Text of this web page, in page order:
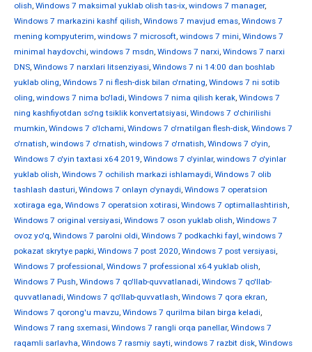
olish, Windows 7 maksimal yuklab olish tas-ix, windows 7 manager,
Windows 7 markazini kashf qilish, Windows 7 mavjud emas, Windows 7
mening kompyuterim, windows 7 microsoft, windows 7 mini, Windows 7
minimal haydovchi, windows 7 msdn, Windows 7 narxi, Windows 7 narxi
DNS, Windows 7 narxlari litsenziyasi, Windows 7 ni 14:00 dan boshlab
yuklab oling, Windows 7 ni flesh-disk bilan o'rnating, Windows 7 ni sotib
oling, windows 7 nima bo'ladi, Windows 7 nima qilish kerak, Windows 7
ning kashfiyotdan so'ng tsiklik konvertatsiyasi, Windows 7 o'chirilishi
mumkin, Windows 7 o'lchami, Windows 7 o'rnatilgan flesh-disk, Windows 7
o'rnatish, windows 7 o'rnatish, windows 7 o'rnatish, Windows 7 o'yin,
Windows 7 o'yin taxtasi x64 2019, Windows 7 o'yinlar, windows 7 o'yinlar
yuklab olish, Windows 7 ochilish markazi ishlamaydi, Windows 7 olib
tashlash dasturi, Windows 7 onlayn o'ynaydi, Windows 7 operatsion
xotiraga ega, Windows 7 operatsion xotirasi, Windows 7 optimallashtirish,
Windows 7 original versiyasi, Windows 7 oson yuklab olish, Windows 7
ovoz yo'q, Windows 7 parolni oldi, Windows 7 podkachki fayl, windows 7
pokazat skrytye papki, Windows 7 post 2020, Windows 7 post versiyasi,
Windows 7 professional, Windows 7 professional x64 yuklab olish,
Windows 7 Push, Windows 7 qo'llab-quvvatlanadi, Windows 7 qo'llab-
quvvatlanadi, Windows 7 qo'llab-quvvatlash, Windows 7 qora ekran,
Windows 7 qorong'u mavzu, Windows 7 qurilma bilan birga keladi,
Windows 7 rang sxemasi, Windows 7 rangli orqa panellar, Windows 7
raqamli sarlavha, Windows 7 rasmiy sayti, windows 7 razbit disk, Windows